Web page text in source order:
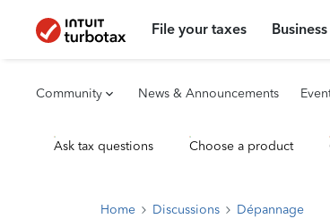
File your taxes
Community News & Announcements
Ask tax questions Choose a product
Home Discussions Dépannage